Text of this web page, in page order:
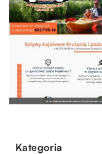
Kategoria